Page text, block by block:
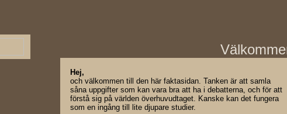
Hej,
och välkommen till den här faktasidan. Tanken är att samla
såna uppgifter som kan vara bra att ha i debatterna, och för att
förstå sig på världen överhuvudtaget. Kanske kan det fungera
som en ingång till lite djupare studier.